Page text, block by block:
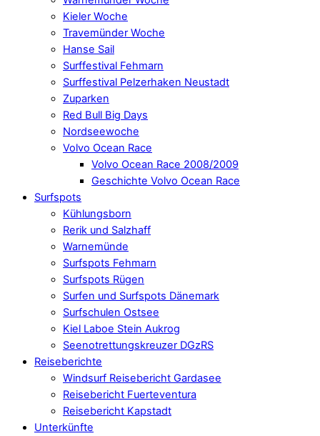
Kieler Woche
Travemünder Woche
Hanse Sail
Surffestival Fehmarn
Surffestival Pelzerhaken Neustadt
Zuparken
Red Bull Big Days
Nordseewoche
Volvo Ocean Race
Volvo Ocean Race 2008/2009
Geschichte Volvo Ocean Race
Surfspots
Kühlungsborn
Rerik und Salzhaff
Warnemünde
Surfspots Fehmarn
Surfspots Rügen
Surfen und Surfspots Dänemark
Surfschulen Ostsee
Kiel Laboe Stein Aukrog
Seenotrettungskreuzer DGzRS
Reiseberichte
Windsurf Reisebericht Gardasee
Reisebericht Fuerteventura
Reisebericht Kapstadt
Unterkünfte